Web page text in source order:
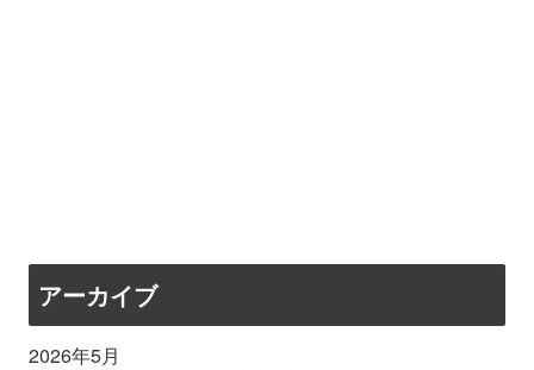
アーカイブ
2026年5月